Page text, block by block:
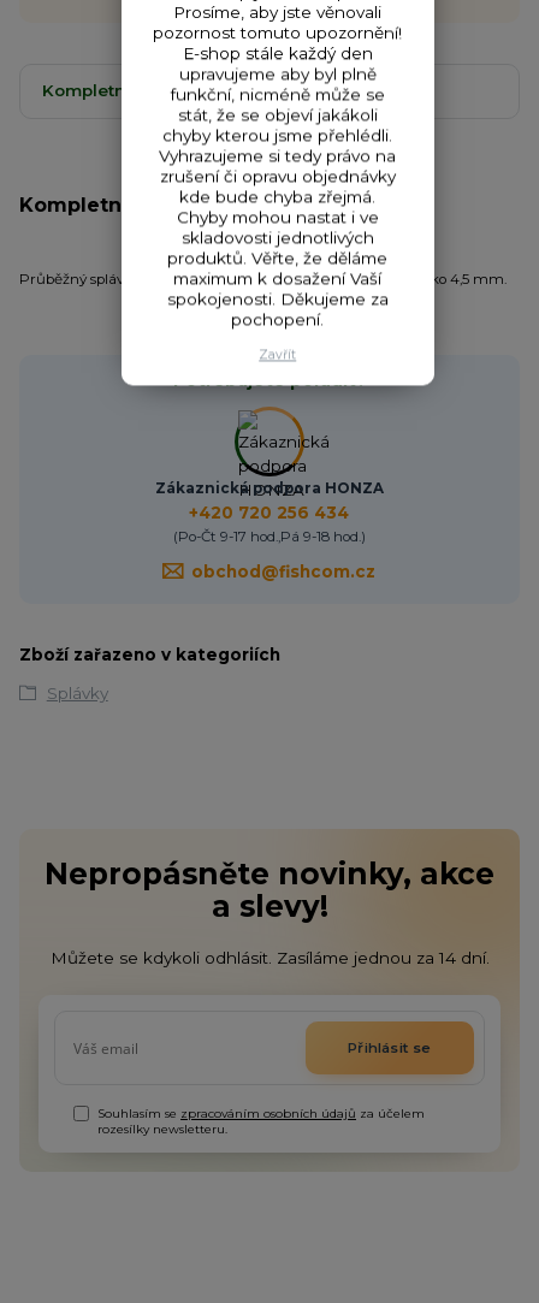
Kompletní specifikace Komentáře 0
Kompletní specifikace
Průběžný splávek na dravce s výměnnou anténkou na světélko 4,5 mm.
Zákaznická podpora HONZA
+420 720 256 434
(Po-Čt 9-17 hod.,Pá 9-18 hod.)
obchod@fishcom.cz
Zboží zařazeno v kategoriích
Splávky
Nepropásněte novinky, akce
a slevy!
Můžete se kdykoli odhlásit. Zasíláme jednou za 14 dní.
Přihlásit se
Souhlasím se zpracováním osobních údajů za účelem
rozesílky newsletteru.
Prosíme, aby jste věnovali
pozornost tomuto upozornění!
E-shop stále každý den
upravujeme aby byl plně
funkční, nicméně může se
stát, že se objeví jakákoli
chyby kterou jsme přehlédli.
Vyhrazujeme si tedy právo na
zrušení či opravu objednávky
kde bude chyba zřejmá.
Chyby mohou nastat i ve
skladovosti jednotlivých
produktů. Věřte, že děláme
maximum k dosažení Vaší
spokojenosti. Děkujeme za
pochopení.
Zavřít